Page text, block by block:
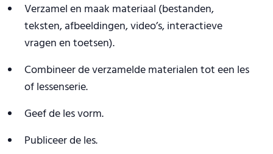
Verzamel en maak materiaal (bestanden,
teksten, afbeeldingen, video’s, interactieve
vragen en toetsen).
Combineer de verzamelde materialen tot een les
of lessenserie.
Geef de les vorm.
Publiceer de les.